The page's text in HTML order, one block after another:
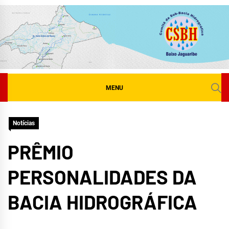
Skip
content
MENU
Notícias
PRÊMIO
PERSONALIDADES DA
BACIA HIDROGRÁFICA